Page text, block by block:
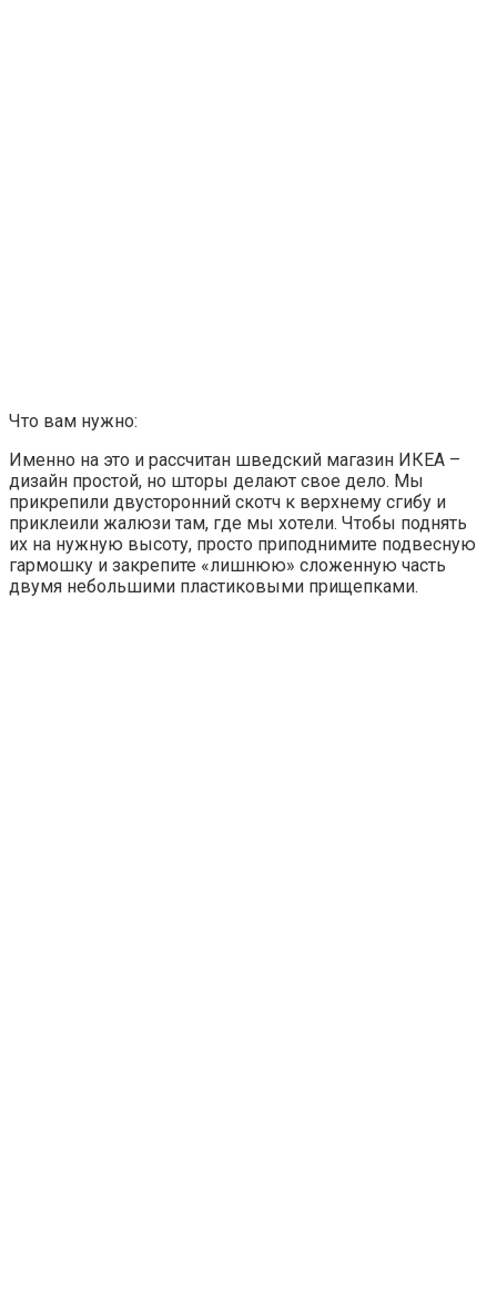
Что вам нужно:
Именно на это и рассчитан шведский магазин ИКЕА –
дизайн простой, но шторы делают свое дело. Мы
прикрепили двусторонний скотч к верхнему сгибу и
приклеили жалюзи там, где мы хотели. Чтобы поднять
их на нужную высоту, просто приподнимите подвесную
гармошку и закрепите «лишнюю» сложенную часть
двумя небольшими пластиковыми прищепками.